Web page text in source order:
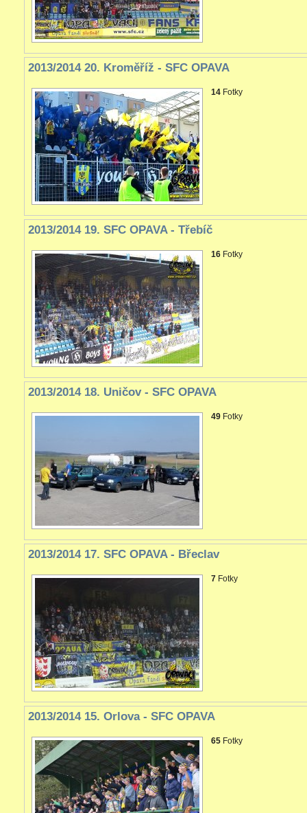
2013/2014 20. Kroměříž - SFC OPAVA
14 Fotky
2013/2014 19. SFC OPAVA - Třebíč
16 Fotky
2013/2014 18. Uničov - SFC OPAVA
49 Fotky
2013/2014 17. SFC OPAVA - Břeclav
7 Fotky
2013/2014 15. Orlova - SFC OPAVA
65 Fotky